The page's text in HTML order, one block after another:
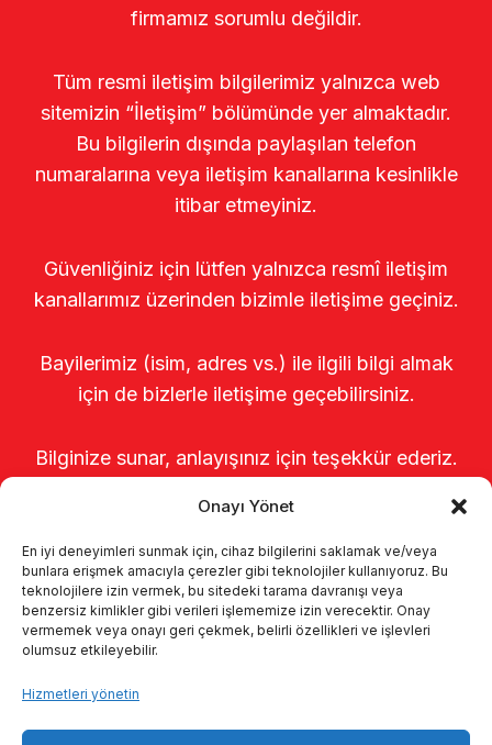
Onayı Yönet
En iyi deneyimleri sunmak için, cihaz bilgilerini saklamak ve/veya
bunlara erişmek amacıyla çerezler gibi teknolojiler kullanıyoruz. Bu
teknolojilere izin vermek, bu sitedeki tarama davranışı veya
benzersiz kimlikler gibi verileri işlememize izin verecektir. Onay
vermemek veya onayı geri çekmek, belirli özellikleri ve işlevleri
olumsuz etkileyebilir.
Hizmetleri yönetin
firmamız sorumlu değildir.
Tüm resmi iletişim bilgilerimiz yalnızca web
sitemizin “İletişim” bölümünde yer almaktadır.
Bu bilgilerin dışında paylaşılan telefon
numaralarına veya iletişim kanallarına kesinlikle
itibar etmeyiniz.
Güvenliğiniz için lütfen yalnızca resmî iletişim
kanallarımız üzerinden bizimle iletişime geçiniz.
Bayilerimiz (isim, adres vs.) ile ilgili bilgi almak
için de bizlerle iletişime geçebilirsiniz.
Bilginize sunar, anlayışınız için teşekkür ederiz.